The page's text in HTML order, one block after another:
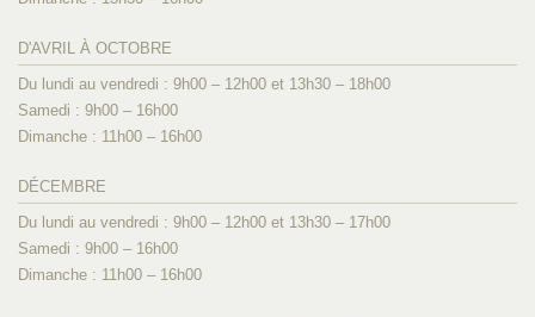
D'AVRIL À OCTOBRE
Du lundi au vendredi : 9h00 – 12h00 et 13h30 – 18h00
Samedi : 9h00 – 16h00
Dimanche : 11h00 – 16h00
DÉCEMBRE
Du lundi au vendredi : 9h00 – 12h00 et 13h30 – 17h00
Samedi : 9h00 – 16h00
Dimanche : 11h00 – 16h00